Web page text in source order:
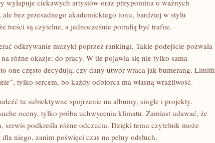
wyłapuje ciekawych artystów oraz przypomina o ważnych
bez przesadnego akademickiego tonu, bardziej w stylu
treści są czytelne, a jednocześnie potrafią być trafne.
odkrywanie muzyki poprzez rankingi. Takie podejście pozwala
różne okazje: do pracy. W tle pojawia się nie tylko sama
one często decydują, czy dany utwór wraca jak bumerang. Limith
tylko sercem, bo każdy odbiorca ma własną wrażliwość.
tu subiektywne spojrzenie na albumy, single i projekty.
oceny, tylko próba uchwycenia klimatu. Zamiast udawać, że
serwis podkreśla różne odczucia. Dzięki temu czytelnik może
niego, zanim poświęci czas na pełny odsłuch.